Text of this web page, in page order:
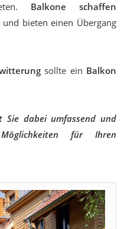
Balkone schaffen
und bieten einen Übergang
sollte ein Balkon
Sie dabei umfassend und
für Ihren